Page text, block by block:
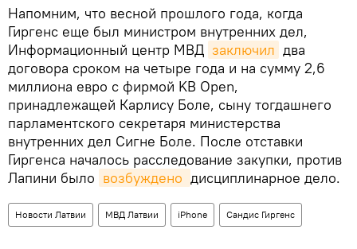
Напомним, что весной прошлого года, когда
Гиргенс еще был министром внутренних дел,
Информационный центр МВД заключил два
договора сроком на четыре года и на сумму 2,6
миллиона евро с фирмой KB Open,
принадлежащей Карлису Боле, сыну тогдашнего
парламентского секретаря министерства
внутренних дел Сигне Боле. После отставки
Гиргенса началось расследование закупки, против
Лапини было возбуждено дисциплинарное дело.
Новости Латвии МВД Латвии iPhone Сандис Гиргенс